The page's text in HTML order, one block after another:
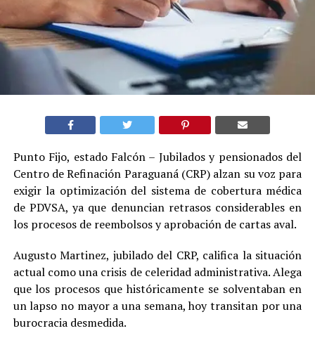
Punto Fijo, estado Falcón – Jubilados y pensionados del
Centro de Refinación Paraguaná (CRP) alzan su voz para
exigir la optimización del sistema de cobertura médica
de PDVSA, ya que denuncian retrasos considerables en
los procesos de reembolsos y aprobación de cartas aval.
Augusto Martinez, jubilado del CRP, califica la situación
actual como una crisis de celeridad administrativa. Alega
que los procesos que históricamente se solventaban en
un lapso no mayor a una semana, hoy transitan por una
burocracia desmedida.